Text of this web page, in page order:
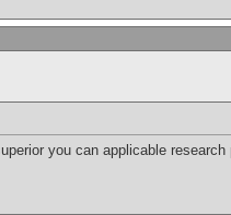
you can applicable